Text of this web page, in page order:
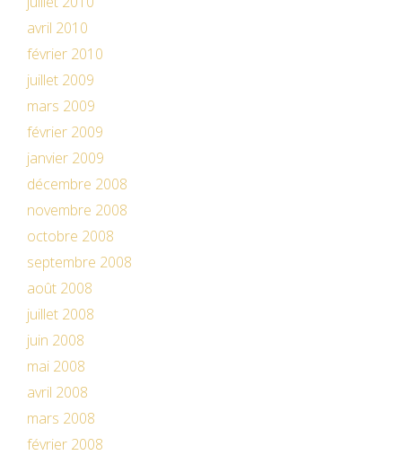
avril 2010
février 2010
juillet 2009
mars 2009
février 2009
janvier 2009
décembre 2008
novembre 2008
octobre 2008
septembre 2008
août 2008
juillet 2008
juin 2008
mai 2008
avril 2008
mars 2008
février 2008